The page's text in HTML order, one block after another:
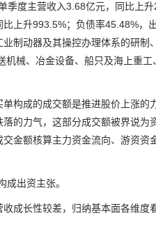
季度主营收入3.68亿元，同比上
上升993.5%；负债率45.48%，
制动器及其操控办理体系的研制
械、冶金设备、船只及海上重工
构成的成交额是推进股价上涨的
的力气，这部分成交额被界说为
金额核算主力资金流向、游资资
出资主张。
长性较差，归纳基本面各维度看